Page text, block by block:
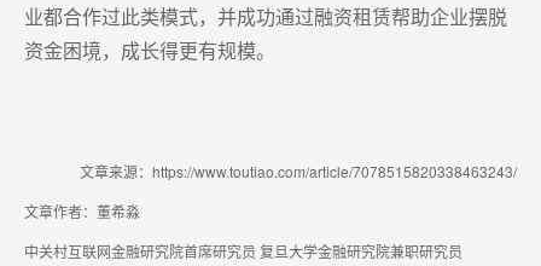
业都合作过此类模式，并成功通过融资租赁帮助企业摆脱
资金困境，成长得更有规模。
文章来源：https://www.toutiao.com/article/7078515820338463243/
文章作者：董希淼
中关村互联网金融研究院首席研究员 复旦大学金融研究院兼职研究员